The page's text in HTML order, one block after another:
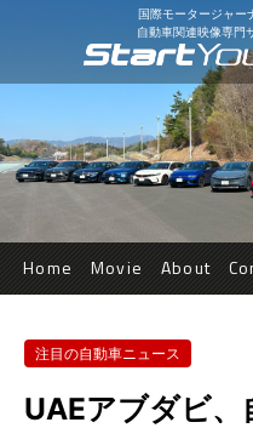
国際モータージャー
自動車関連映像専門
Home Movie About
注目の自動車ニュース
UAEアブダビ、